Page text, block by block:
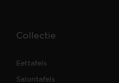
Collectie
Eettafels
Salontafels